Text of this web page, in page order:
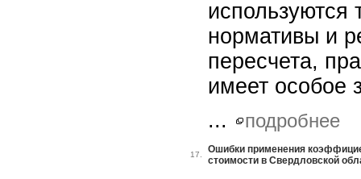
используются
нормативы и
пересчета,
имеет особое
...
подробнее
17.
Ошибки применения
стоимости в Свердловской